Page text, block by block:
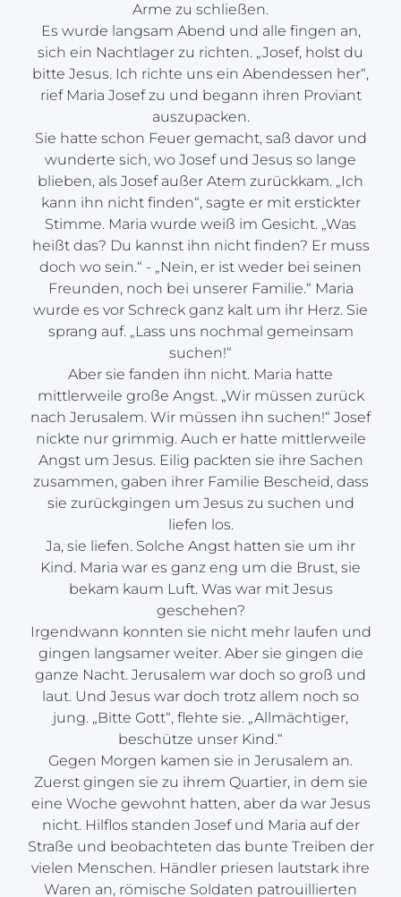
Arme zu schließen.
Es wurde langsam Abend und alle fingen an,
sich ein Nachtlager zu richten. „Josef, holst du
bitte Jesus. Ich richte uns ein Abendessen her“,
rief Maria Josef zu und begann ihren Proviant
auszupacken.
Sie hatte schon Feuer gemacht, saß davor und
wunderte sich, wo Josef und Jesus so lange
blieben, als Josef außer Atem zurückkam. „Ich
kann ihn nicht finden“, sagte er mit erstickter
Stimme. Maria wurde weiß im Gesicht. „Was
heißt das? Du kannst ihn nicht finden? Er muss
doch wo sein.“ - „Nein, er ist weder bei seinen
Freunden, noch bei unserer Familie.“ Maria
wurde es vor Schreck ganz kalt um ihr Herz. Sie
sprang auf. „Lass uns nochmal gemeinsam
suchen!“
Aber sie fanden ihn nicht. Maria hatte
mittlerweile große Angst. „Wir müssen zurück
nach Jerusalem. Wir müssen ihn suchen!“ Josef
nickte nur grimmig. Auch er hatte mittlerweile
Angst um Jesus. Eilig packten sie ihre Sachen
zusammen, gaben ihrer Familie Bescheid, dass
sie zurückgingen um Jesus zu suchen und
liefen los.
Ja, sie liefen. Solche Angst hatten sie um ihr
Kind. Maria war es ganz eng um die Brust, sie
bekam kaum Luft. Was war mit Jesus
geschehen?
Irgendwann konnten sie nicht mehr laufen und
gingen langsamer weiter. Aber sie gingen die
ganze Nacht. Jerusalem war doch so groß und
laut. Und Jesus war doch trotz allem noch so
jung. „Bitte Gott“, flehte sie. „Allmächtiger,
beschütze unser Kind.“
Gegen Morgen kamen sie in Jerusalem an.
Zuerst gingen sie zu ihrem Quartier, in dem sie
eine Woche gewohnt hatten, aber da war Jesus
nicht. Hilflos standen Josef und Maria auf der
Straße und beobachteten das bunte Treiben der
vielen Menschen. Händler priesen lautstark ihre
Waren an, römische Soldaten patrouillierten